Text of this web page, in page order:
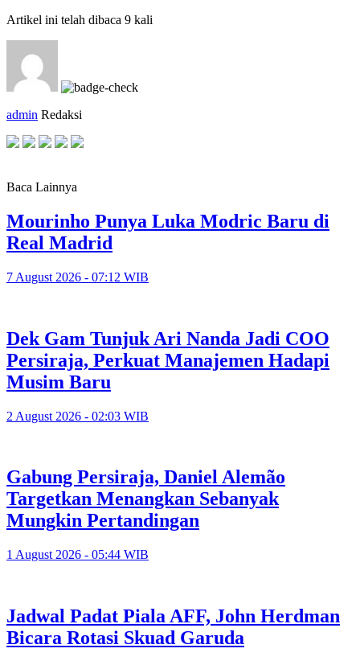
Artikel ini telah dibaca 9 kali
admin Redaksi
Baca Lainnya
Mourinho Punya Luka Modric Baru di
Real Madrid
7 August 2026 - 07:12 WIB
Dek Gam Tunjuk Ari Nanda Jadi COO
Persiraja, Perkuat Manajemen Hadapi
Musim Baru
2 August 2026 - 02:03 WIB
Gabung Persiraja, Daniel Alemão
Targetkan Menangkan Sebanyak
Mungkin Pertandingan
1 August 2026 - 05:44 WIB
Jadwal Padat Piala AFF, John Herdman
Bicara Rotasi Skuad Garuda